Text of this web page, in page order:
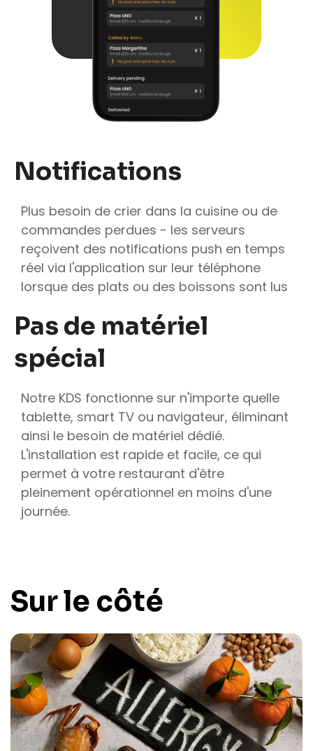
Notifications
Plus besoin de crier dans la cuisine ou de
commandes perdues - les serveurs
reçoivent des notifications push en temps
réel via l'application sur leur téléphone
lorsque des plats ou des boissons sont lus
Pas de matériel
spécial
Notre KDS fonctionne sur n'importe quelle
tablette, smart TV ou navigateur, éliminant
ainsi le besoin de matériel dédié.
L'installation est rapide et facile, ce qui
permet à votre restaurant d'être
pleinement opérationnel en moins d'une
journée.
Sur le côté